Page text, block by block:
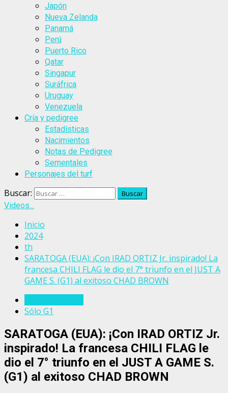
Japón
Nueva Zelanda
Panamá
Perú
Puerto Rico
Qatar
Singapur
Suráfrica
Uruguay
Venezuela
Cría y pedigree
Estadísticas
Nacimientos
Notas de Pedigree
Sementales
Personajes del turf
Buscar:
Videos...
Inicio
2024
th
SARATOGA (EUA): ¡Con IRAD ORTIZ Jr. inspirado! La
francesa CHILI FLAG le dio el 7° triunfo en el JUST A
GAME S. (G1) al exitoso CHAD BROWN
Sólo G1
SARATOGA (EUA): ¡Con IRAD ORTIZ Jr.
inspirado! La francesa CHILI FLAG le
dio el 7° triunfo en el JUST A GAME S.
(G1) al exitoso CHAD BROWN